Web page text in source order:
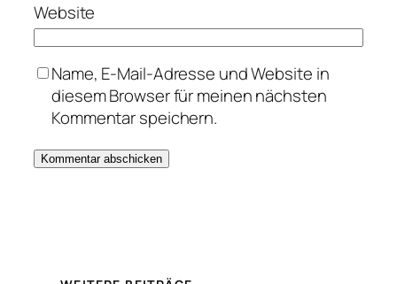
Website
Name, E-Mail-Adresse und Website in
diesem Browser für meinen nächsten
Kommentar speichern.